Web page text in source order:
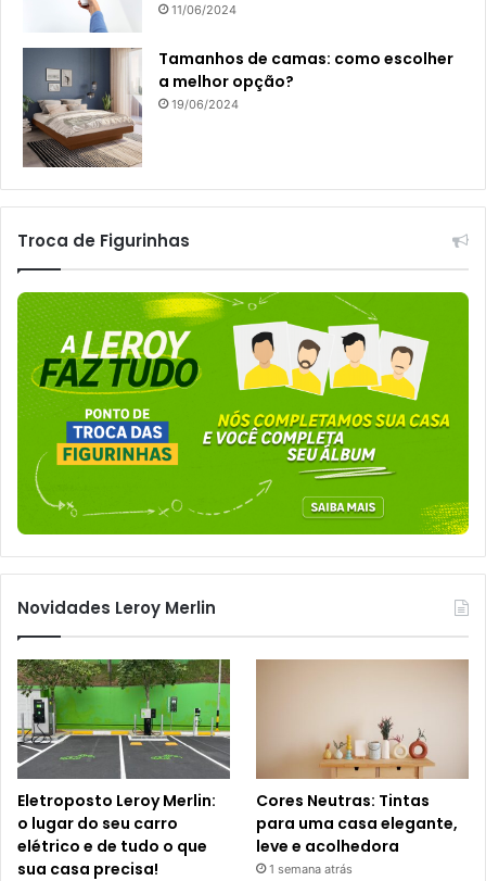
11/06/2024
Tamanhos de camas: como escolher
a melhor opção?
19/06/2024
Troca de Figurinhas
Novidades Leroy Merlin
Eletroposto Leroy Merlin:
o lugar do seu carro
elétrico e de tudo o que
sua casa precisa!
Cores Neutras: Tintas
para uma casa elegante,
leve e acolhedora
1 semana atrás